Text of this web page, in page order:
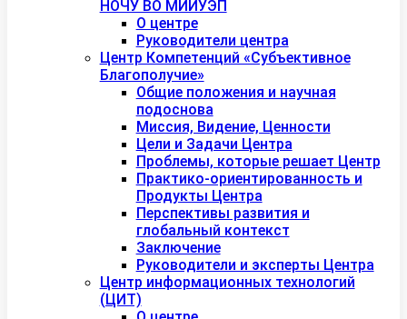
НОЧУ ВО МИИУЭП
О центре
Руководители центра
Центр Компетенций «Субъективное
Благополучие»
Общие положения и научная
подоснова
Миссия, Видение, Ценности
Цели и Задачи Центра
Проблемы, которые решает Центр
Практико-ориентированность и
Продукты Центра
Перспективы развития и
глобальный контекст
Заключение
Руководители и эксперты Центра
Центр информационных технологий
(ЦИТ)